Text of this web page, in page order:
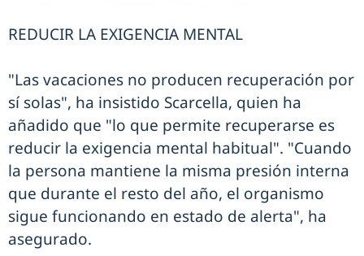
REDUCIR LA EXIGENCIA MENTAL
"Las vacaciones no producen recuperación por
sí solas", ha insistido Scarcella, quien ha
añadido que "lo que permite recuperarse es
reducir la exigencia mental habitual". "Cuando
la persona mantiene la misma presión interna
que durante el resto del año, el organismo
sigue funcionando en estado de alerta", ha
asegurado.